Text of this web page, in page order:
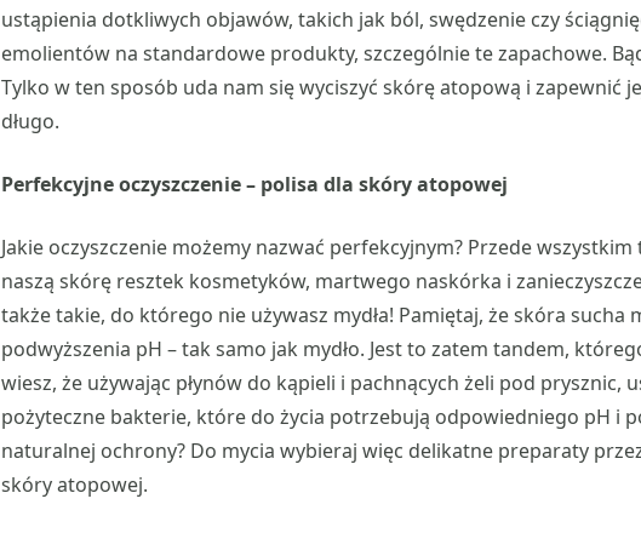
ustąpienia dotkliwych objawów, takich jak ból, swędzenie czy
emolientów na standardowe produkty, szczególnie te zapachowe.
Tylko w ten sposób uda nam się wyciszyć skórę atopową i zapewnić
długo.
Perfekcyjne oczyszczenie – polisa dla skóry atopowej
Jakie oczyszczenie możemy nazwać perfekcyjnym? Przede
naszą skórę resztek kosmetyków, martwego naskórka i
także takie, do którego nie używasz mydła! Pamiętaj, że skóra sucha
podwyższenia pH – tak samo jak mydło. Jest to zatem tandem,
wiesz, że używając płynów do kąpieli i pachnących żeli pod prysznic,
pożyteczne bakterie, które do życia potrzebują odpowiedniego pH i
naturalnej ochrony? Do mycia wybieraj więc delikatne preparaty
skóry atopowej.